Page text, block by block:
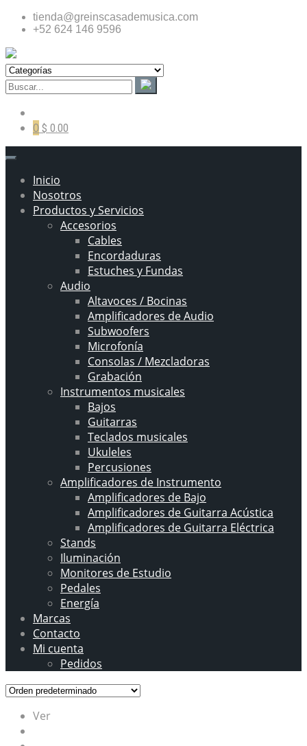
tienda@greinscasademusica.com
+52 624 146 9596
0 $ 0.00
Inicio
Nosotros
Productos y Servicios
Accesorios
Cables
Encordaduras
Estuches y Fundas
Audio
Altavoces / Bocinas
Amplificadores de Audio
Subwoofers
Microfonía
Consolas / Mezcladoras
Grabación
Instrumentos musicales
Bajos
Guitarras
Teclados musicales
Ukuleles
Percusiones
Amplificadores de Instrumento
Amplificadores de Bajo
Amplificadores de Guitarra Acústica
Amplificadores de Guitarra Eléctrica
Stands
Iluminación
Monitores de Estudio
Pedales
Energía
Marcas
Contacto
Mi cuenta
Pedidos
Ver